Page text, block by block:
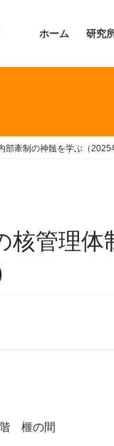
ホーム 研究
部牽制の神髄を学ぶ（2025
核管理
榧の間